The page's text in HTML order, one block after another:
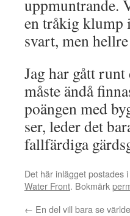
uppmuntrande.
en tråkig klump
svart, men
Jag har gått
måste ändå
poängen med
ser, leder det
fallfärdiga
Det här inlägget postades i
Water Front. Bokmärk
← En del vill bara se